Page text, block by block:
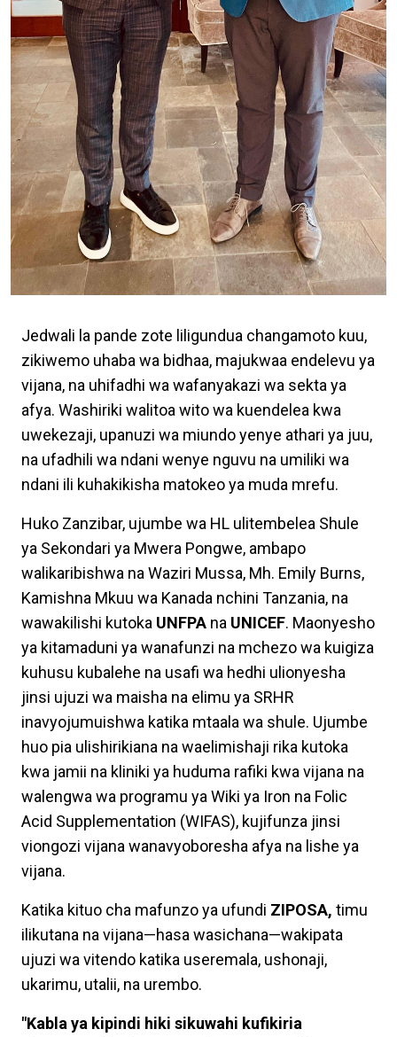
Jedwali la pande zote liligundua changamoto kuu,
zikiwemo uhaba wa bidhaa, majukwaa endelevu ya
vijana, na uhifadhi wa wafanyakazi wa sekta ya
afya. Washiriki walitoa wito wa kuendelea kwa
uwekezaji, upanuzi wa miundo yenye athari ya juu,
na ufadhili wa ndani wenye nguvu na umiliki wa
ndani ili kuhakikisha matokeo ya muda mrefu.
Huko Zanzibar, ujumbe wa HL ulitembelea Shule
ya Sekondari ya Mwera Pongwe, ambapo
walikaribishwa na Waziri Mussa, Mh. Emily Burns,
Kamishna Mkuu wa Kanada nchini Tanzania, na
wawakilishi kutoka UNFPA na UNICEF. Maonyesho
ya kitamaduni ya wanafunzi na mchezo wa kuigiza
kuhusu kubalehe na usafi wa hedhi ulionyesha
jinsi ujuzi wa maisha na elimu ya SRHR
inavyojumuishwa katika mtaala wa shule. Ujumbe
huo pia ulishirikiana na waelimishaji rika kutoka
kwa jamii na kliniki ya huduma rafiki kwa vijana na
walengwa wa programu ya Wiki ya Iron na Folic
Acid Supplementation (WIFAS), kujifunza jinsi
viongozi vijana wanavyoboresha afya na lishe ya
vijana.
Katika kituo cha mafunzo ya ufundi ZIPOSA, timu
ilikutana na vijana—hasa wasichana—wakipata
ujuzi wa vitendo katika useremala, ushonaji,
ukarimu, utalii, na urembo.
"Kabla ya kipindi hiki sikuwahi kufikiria